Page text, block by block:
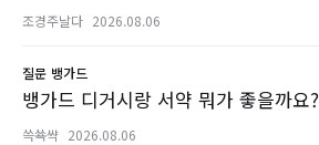
조경주날다 2026.08.06
질문 뱅가드
뱅가드 디거시랑 서약 뭐가 좋을까요?
쓱쑉쌱 2026.08.06